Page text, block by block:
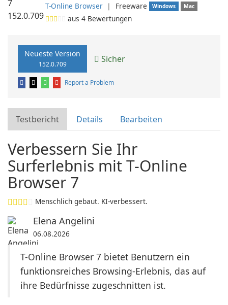
T-Online Browser ❘ Freeware Windows Mac
aus 4 Bewertungen
Neueste Version
152.0.709 Sicher
Report a Problem
Testbericht Details Bearbeiten
Verbessern Sie Ihr
Surferlebnis mit T-Online
Browser 7
Menschlich gebaut. KI-verbessert.
Elena Angelini
06.08.2026
T-Online Browser 7 bietet Benutzern ein
funktionsreiches Browsing-Erlebnis, das auf
ihre Bedürfnisse zugeschnitten ist.